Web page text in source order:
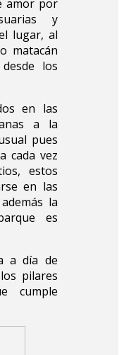
amor por
y
lugar, al
matacán
los
en las
a la
pues
cada vez
estos
en las
la
es
a día de
pilares
cumple